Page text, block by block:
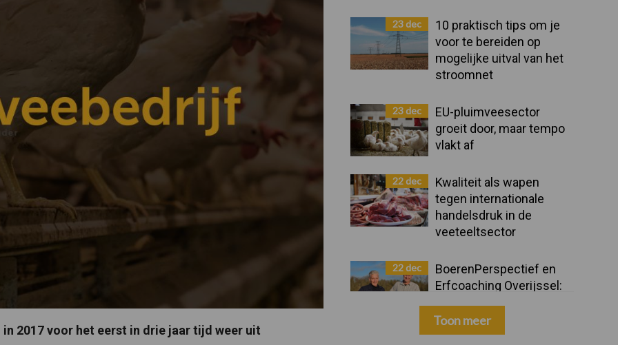
2017 voor het eerst in drie jaar tijd weer uit
23 dec
10 praktisch tips om je
voor te bereiden op
mogelijke uitval van het
stroomnet
23 dec
EU-pluimveesector
groeit door, maar tempo
vlakt af
22 dec
Kwaliteit als wapen
tegen internationale
handelsdruk in de
veeteeltsector
22 dec
BoerenPerspectief en
Erfcoaching Overijssel:
ondersteuning bij grote
keuzes
Toon meer